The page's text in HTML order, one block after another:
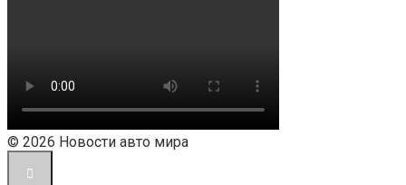
© 2026 Новости авто мира